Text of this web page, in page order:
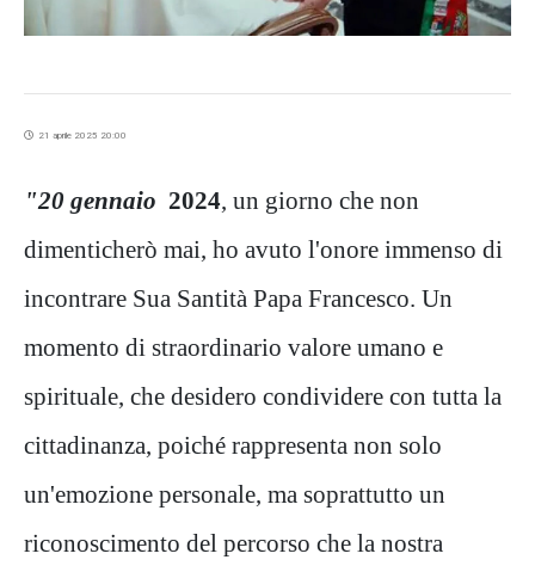
21 aprile 2025 20:00
"20 gennaio 2024 , un giorno che non
dimenticherò mai, ho avuto l'onore immenso di
incontrare Sua Santità Papa Francesco. Un
momento di straordinario valore umano e
spirituale, che desidero condividere con tutta la
cittadinanza, poiché rappresenta non solo
un'emozione personale, ma soprattutto un
riconoscimento del percorso che la nostra